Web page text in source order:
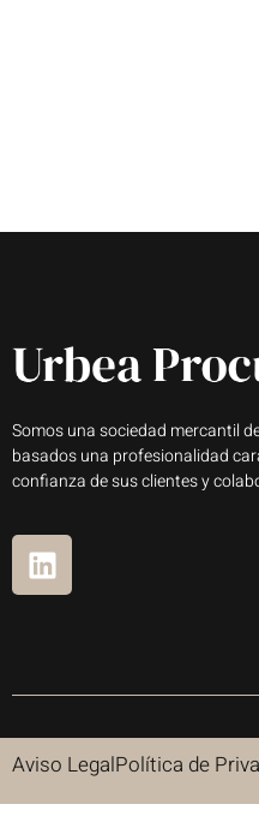
Somos una sociedad mercantil
basados una profesionalidad
confianza de sus clientes y
Aviso LegalPolítica de